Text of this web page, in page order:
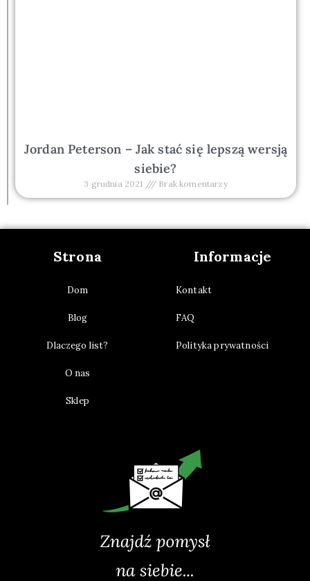
Jordan Peterson – Jak stać się lepszą wersją
siebie?
3 grudnia 2021 Brak komentarzy
Strona
Dom
Blog
Dlaczego list?
O nas
Sklep
Informacje
Kontakt
FAQ
Polityka prywatności